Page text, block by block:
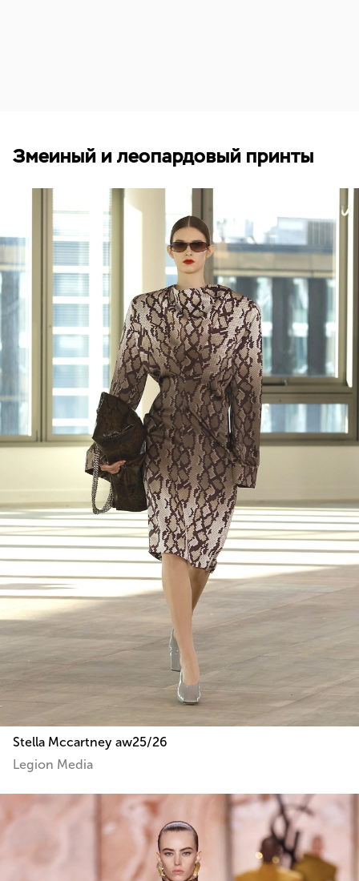
Змеиный и леопардовый принты
Stella Mccartney aw25/26
Legion Media